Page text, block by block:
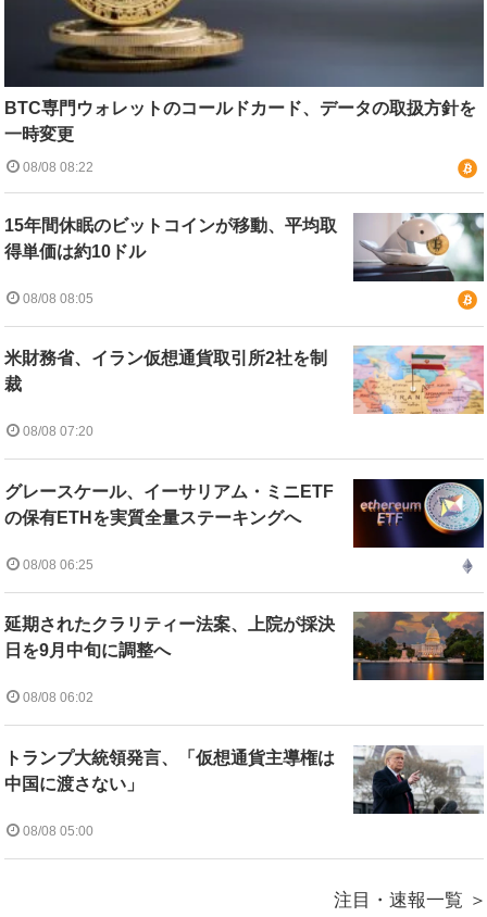
BTC専門ウォレットのコールドカード、データの取扱方針を
一時変更
08/08 08:22
15年間休眠のビットコインが移動、平均取
得単価は約10ドル
08/08 08:05
米財務省、イラン仮想通貨取引所2社を制
裁
08/08 07:20
グレースケール、イーサリアム・ミニETF
の保有ETHを実質全量ステーキングへ
08/08 06:25
延期されたクラリティー法案、上院が採決
日を9月中旬に調整へ
08/08 06:02
トランプ大統領発言、「仮想通貨主導権は
中国に渡さない」
08/08 05:00
注目・速報一覧